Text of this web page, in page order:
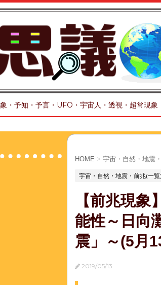
・予知・予言・UFO・宇宙人・透視・超常現
HOME > 宇宙・自然・地震
宇宙・自然・地震・前兆(一覧)
【前兆現
能性～日向
震」～(5月
2019/05/13